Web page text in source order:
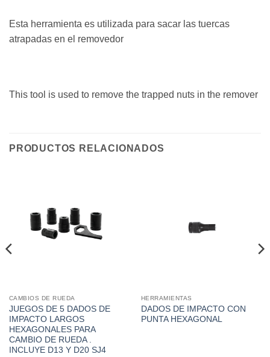
Esta herramienta es utilizada para sacar las tuercas
atrapadas en el removedor
This tool is used to remove the trapped nuts in the remover
PRODUCTOS RELACIONADOS
CAMBIOS DE RUEDA
JUEGOS DE 5 DADOS DE
IMPACTO LARGOS
HEXAGONALES PARA
CAMBIO DE RUEDA .
INCLUYE D13 Y D20 SJ4
HERRAMIENTAS
DADOS DE IMPACTO CON
PUNTA HEXAGONAL